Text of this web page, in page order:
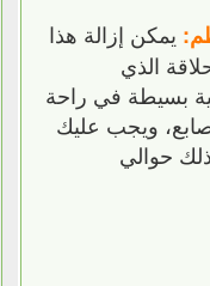
يمكن إزالة هذا
الذي
بسيطة في راحة
ويجب عليك
حوالي